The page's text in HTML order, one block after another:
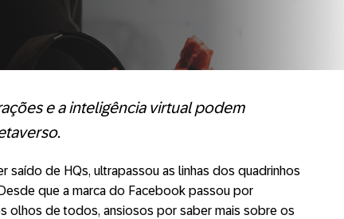
e a inteligência virtual podem
saído de HQs, ultrapassou as linhas dos quadrinhos
que a marca do Facebook passou por
olhos de todos, ansiosos por saber mais sobre os